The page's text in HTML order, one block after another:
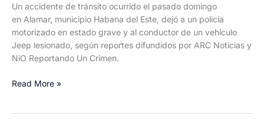
Un accidente de tránsito ocurrido el pasado domingo
en Alamar, municipio Habana del Este, dejó a un policía
motorizado en estado grave y al conductor de un vehículo
Jeep lesionado, según reportes difundidos por ARC Noticias y
NiO Reportando Un Crimen.
Accidente
Read More »